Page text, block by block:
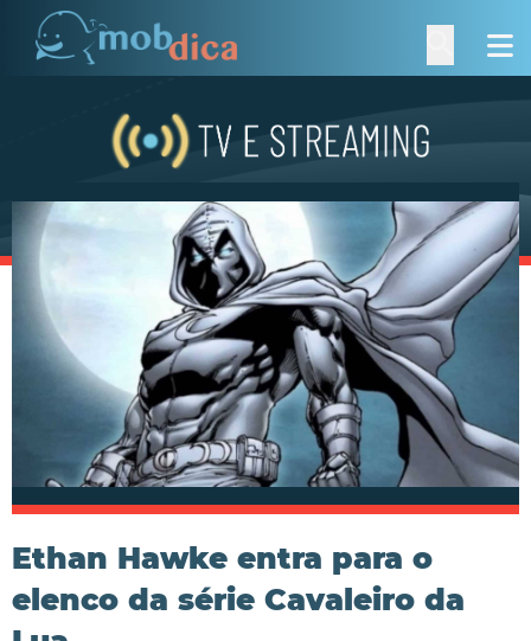
Ethan Hawke entra para o
elenco da série Cavaleiro da